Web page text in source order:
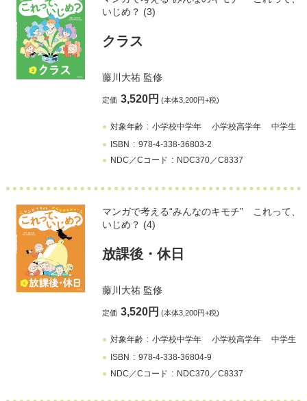
いじめ？ (3)
クラス
藤川大祐監修
定価 3,520円 (本体3,200円+税)
対象年齢 小学校中学年 小学校高学年
中学生
ISBN
978-4-338-36803-2
NDC／Cコード
NDC370／C8337
マンガで考える“みんなのキモチ” これって、
いじめ？ (4)
放課後・休日
藤川大祐監修
定価 3,520円 (本体3,200円+税)
対象年齢 小学校中学年 小学校高学年
中学生
ISBN
978-4-338-36804-9
NDC／Cコード
NDC370／C8337